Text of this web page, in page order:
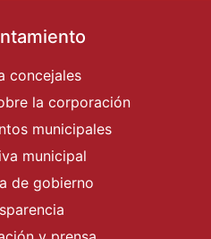
concejales
la corporación
municipales
municipal
de gobierno